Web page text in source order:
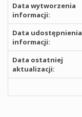
Data wytworzenia
informacji:
Data udostępnienia
informacji:
Data ostatniej
aktualizacji: